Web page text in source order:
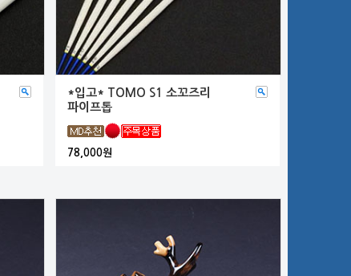
*입고* TOMO S1 소꼬즈리
파이프톱
78,000원